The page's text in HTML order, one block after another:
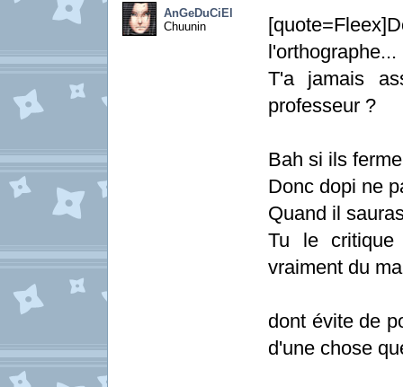
AnGeDuCiEl
Chuunin
l'orthographe...
T'a jamais
professeur ?
Bah si ils
Donc dopi ne
Quand il
Tu le
vraiment du
dont évite de
d'une chose